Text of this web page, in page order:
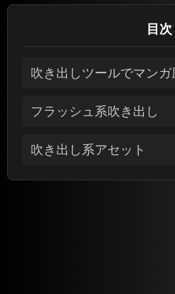
目次
吹き出しツールでマン
フラッシュ系吹き出し
吹き出し系アセット